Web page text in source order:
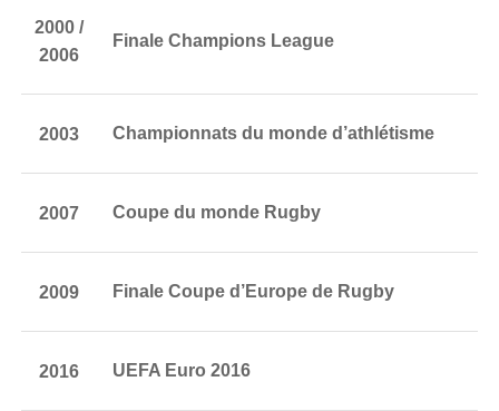
2000 /
2006
Finale Champions League
2003 Championnats du monde d’athlétisme
2007 Coupe du monde Rugby
2009 Finale Coupe d’Europe de Rugby
2016 UEFA Euro 2016